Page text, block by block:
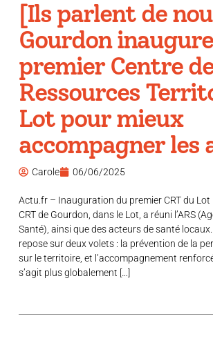
[Ils parlent de
Gourdon
premier Centre de
Ressources
Lot pour mieux
accompagner les
Carole 06/06/2025
Actu.fr – Inauguration du premier CRT du Lot
CRT de Gourdon, dans le Lot, a réuni l’ARS
Santé), ainsi que des acteurs de santé
repose sur deux volets : la prévention de la
sur le territoire, et l’accompagnement
s’agit plus globalement […]